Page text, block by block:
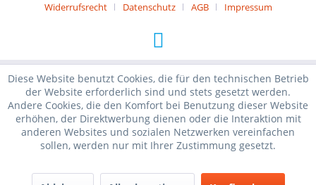
Widerrufsrecht
Datenschutz AGB Impressum
Diese Website benutzt Cookies, die für den technischen Betrieb
der Website erforderlich sind und stets gesetzt werden.
Andere Cookies, die den Komfort bei Benutzung dieser Website
erhöhen, der Direktwerbung dienen oder die Interaktion mit
anderen Websites und sozialen Netzwerken vereinfachen
sollen, werden nur mit Ihrer Zustimmung gesetzt.